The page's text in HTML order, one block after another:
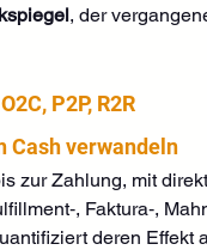
, der
P2P, R2R
Cash verwandeln
zur Zahlung, mit
Faktura‑,
deren Effekt